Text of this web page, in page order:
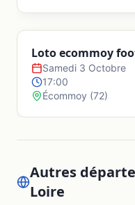
Brem-sur-Mer
Bretignolles-sur-
Chaillé-les-Marais
Champagné-les-
Loto ecommoy
Samedi 3 Octobre
17:00
Écommoy (72)
Autres
Loire